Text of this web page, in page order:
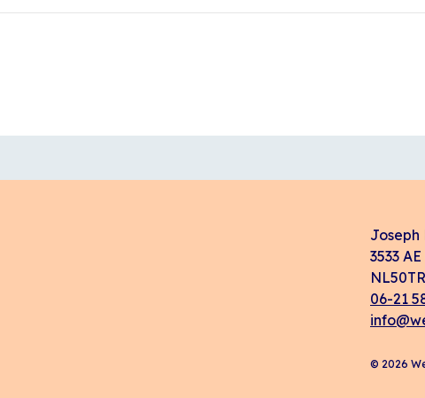
Joseph
3533
06-21
© 2026